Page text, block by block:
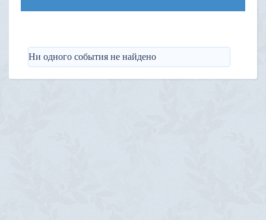
Ни одного события не найдено